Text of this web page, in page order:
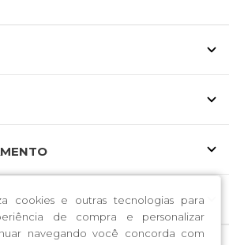
cookies e outras tecnologias para
de compra e personalizar
navegando você concorda com